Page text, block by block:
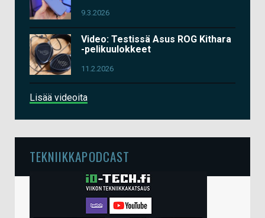
9.3.2026
Video: Testissä Asus ROG Kithara
-pelikuulokkeet
11.2.2026
Lisää videoita
TEKNIIKKAPODCAST